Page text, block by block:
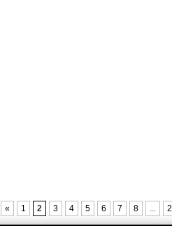
« 1 2 3 4 5 6 7 8 ...